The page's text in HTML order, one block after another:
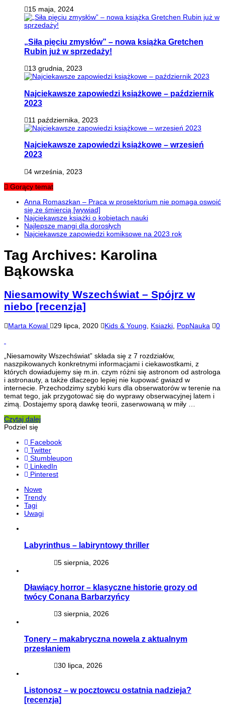
15 maja, 2024
„Siła pięciu zmysłów” – nowa książka Gretchen
Rubin już w sprzedaży!
13 grudnia, 2023
Najciekawsze zapowiedzi książkowe – październik
2023
11 października, 2023
Najciekawsze zapowiedzi książkowe – wrzesień
2023
4 września, 2023
Gorący temat
Anna Romaszkan – Praca w prosektorium nie pomaga oswoić
się ze śmiercią [wywiad]
Najciekawsze książki o kobietach nauki
Najlepsze mangi dla dorosłych
Najciekawsze zapowiedzi komiksowe na 2023 rok
Tag Archives: Karolina
Bąkowska
Niesamowity Wszechświat – Spójrz w
niebo [recenzja]
Marta Kowal 29 lipca, 2020 Kids & Young Ksiazki PopNauka 0
„Niesamowity Wszechświat” składa się z 7 rozdziałów,
naszpikowanych konkretnymi informacjami i ciekawostkami, z
których dowiadujemy się m.in. czym różni się astronom od astrologa
i astronauty, a także dlaczego lepiej nie kupować gwiazd w
internecie. Przechodzimy szybki kurs dla obserwatorów w terenie na
temat tego, jak przygotować się do wyprawy obserwacyjnej latem i
zimą. Dostajemy sporą dawkę teorii, zaserwowaną w miły …
Czytaj dalej
Podziel się
Facebook
Twitter
Stumbleupon
LinkedIn
Pinterest
Nowe
Trendy
Tagi
Uwagi
Labyrinthus – labiryntowy thriller
5 sierpnia, 2026
Dławiący horror – klasyczne historie grozy od
twócy Conana Barbarzyńcy
3 sierpnia, 2026
Tonery – makabryczna nowela z aktualnym
przesłaniem
30 lipca, 2026
Listonosz – w pocztowcu ostatnia nadzieja?
[recenzja]